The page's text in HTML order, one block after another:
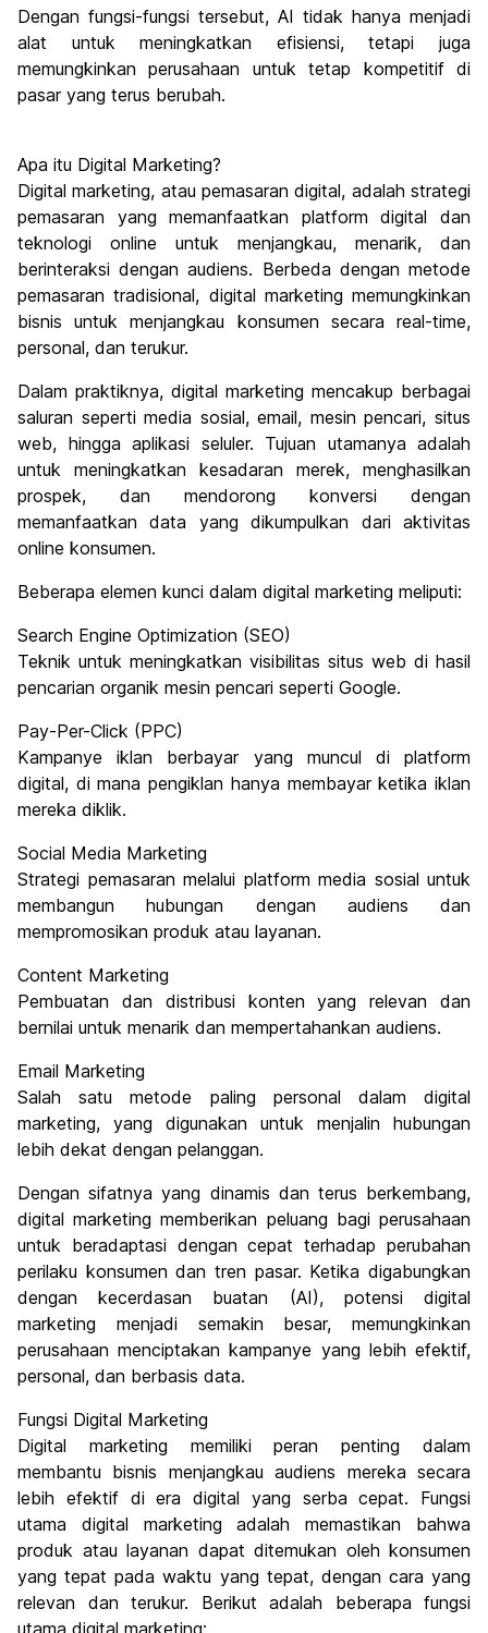
Dengan fungsi-fungsi tersebut, AI tidak hanya menjadi
alat untuk meningkatkan efisiensi, tetapi juga
memungkinkan perusahaan untuk tetap kompetitif di
pasar yang terus berubah.
Apa itu Digital Marketing?
Digital marketing, atau pemasaran digital, adalah strategi
pemasaran yang memanfaatkan platform digital dan
teknologi online untuk menjangkau, menarik, dan
berinteraksi dengan audiens. Berbeda dengan metode
pemasaran tradisional, digital marketing memungkinkan
bisnis untuk menjangkau konsumen secara real-time,
personal, dan terukur.
Dalam praktiknya, digital marketing mencakup berbagai
saluran seperti media sosial, email, mesin pencari, situs
web, hingga aplikasi seluler. Tujuan utamanya adalah
untuk meningkatkan kesadaran merek, menghasilkan
prospek, dan mendorong konversi dengan
memanfaatkan data yang dikumpulkan dari aktivitas
online konsumen.
Beberapa elemen kunci dalam digital marketing meliputi:
Search Engine Optimization (SEO)
Teknik untuk meningkatkan visibilitas situs web di hasil
pencarian organik mesin pencari seperti Google.
Pay-Per-Click (PPC)
Kampanye iklan berbayar yang muncul di platform
digital, di mana pengiklan hanya membayar ketika iklan
mereka diklik.
Social Media Marketing
Strategi pemasaran melalui platform media sosial untuk
membangun hubungan dengan audiens dan
mempromosikan produk atau layanan.
Content Marketing
Pembuatan dan distribusi konten yang relevan dan
bernilai untuk menarik dan mempertahankan audiens.
Email Marketing
Salah satu metode paling personal dalam digital
marketing, yang digunakan untuk menjalin hubungan
lebih dekat dengan pelanggan.
Dengan sifatnya yang dinamis dan terus berkembang,
digital marketing memberikan peluang bagi perusahaan
untuk beradaptasi dengan cepat terhadap perubahan
perilaku konsumen dan tren pasar. Ketika digabungkan
dengan kecerdasan buatan (AI), potensi digital
marketing menjadi semakin besar, memungkinkan
perusahaan menciptakan kampanye yang lebih efektif,
personal, dan berbasis data.
Fungsi Digital Marketing
Digital marketing memiliki peran penting dalam
membantu bisnis menjangkau audiens mereka secara
lebih efektif di era digital yang serba cepat. Fungsi
utama digital marketing adalah memastikan bahwa
produk atau layanan dapat ditemukan oleh konsumen
yang tepat pada waktu yang tepat, dengan cara yang
relevan dan terukur. Berikut adalah beberapa fungsi